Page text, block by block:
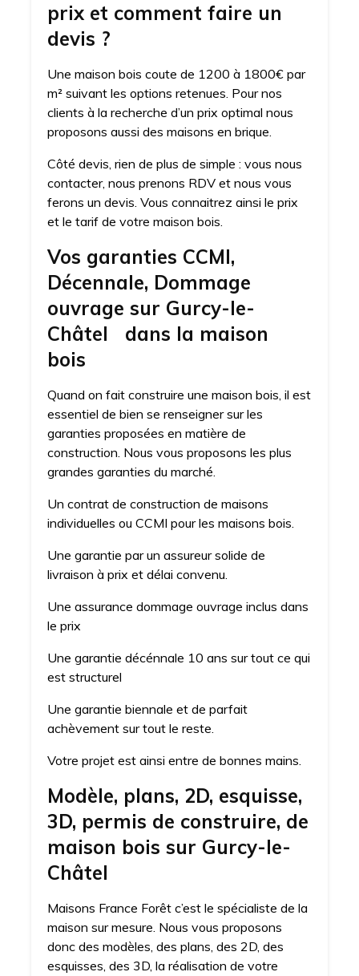
prix et comment faire un
devis ?
Une maison bois coute de 1200 à 1800€ par
m² suivant les options retenues. Pour nos
clients à la recherche d’un prix optimal nous
proposons aussi des maisons en brique.
Côté devis, rien de plus de simple : vous nous
contacter, nous prenons RDV et nous vous
ferons un devis. Vous connaitrez ainsi le prix
et le tarif de votre maison bois.
Vos garanties CCMI,
Décennale, Dommage
ouvrage sur Gurcy-le-
Châtel dans la maison
bois
Quand on fait construire une maison bois, il est
essentiel de bien se renseigner sur les
garanties proposées en matière de
construction. Nous vous proposons les plus
grandes garanties du marché.
Un contrat de construction de maisons
individuelles ou CCMI pour les maisons bois.
Une garantie par un assureur solide de
livraison à prix et délai convenu.
Une assurance dommage ouvrage inclus dans
le prix
Une garantie décénnale 10 ans sur tout ce qui
est structurel
Une garantie biennale et de parfait
achèvement sur tout le reste.
Votre projet est ainsi entre de bonnes mains.
Modèle, plans, 2D, esquisse,
3D, permis de construire, de
maison bois sur Gurcy-le-
Châtel
Maisons France Forêt c’est le spécialiste de la
maison sur mesure. Nous vous proposons
donc des modèles, des plans, des 2D, des
esquisses, des 3D, la réalisation de votre